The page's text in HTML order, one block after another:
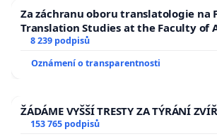
Za záchranu oboru translatologie na
Translation Studies at the Faculty of
University
8 239 podpisů
Oznámení o transparentnosti
ŽÁDÁME VYŠŠÍ TRESTY ZA TÝRÁNÍ
153 765 podpisů